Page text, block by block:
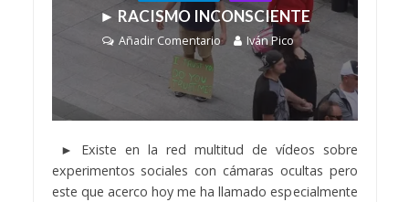
► RACISMO INCONSCIENTE
Añadir Comentario Iván Pico
► Existe en la red multitud de vídeos sobre
experimentos sociales con cámaras ocultas pero
este que acerco hoy me ha llamado especialmente